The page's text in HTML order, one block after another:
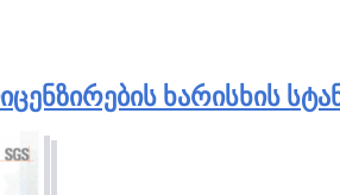
ᲮᲐᲠᲘᲡᲮᲘᲡ